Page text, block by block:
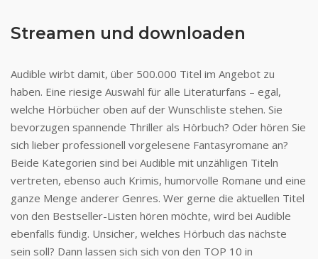
Streamen und downloaden
Audible wirbt damit, über 500.000 Titel im Angebot zu
haben. Eine riesige Auswahl für alle Literaturfans – egal,
welche Hörbücher oben auf der Wunschliste stehen. Sie
bevorzugen spannende Thriller als Hörbuch? Oder hören Sie
sich lieber professionell vorgelesene Fantasyromane an?
Beide Kategorien sind bei Audible mit unzähligen Titeln
vertreten, ebenso auch Krimis, humorvolle Romane und eine
ganze Menge anderer Genres. Wer gerne die aktuellen Titel
von den Bestseller-Listen hören möchte, wird bei Audible
ebenfalls fündig. Unsicher, welches Hörbuch das nächste
sein soll? Dann lassen sich sich von den TOP 10 in